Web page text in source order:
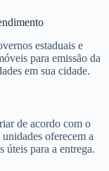
estaduais e
para emissão da
em sua cidade.
de acordo com o
oferecem a
úteis para a entrega.